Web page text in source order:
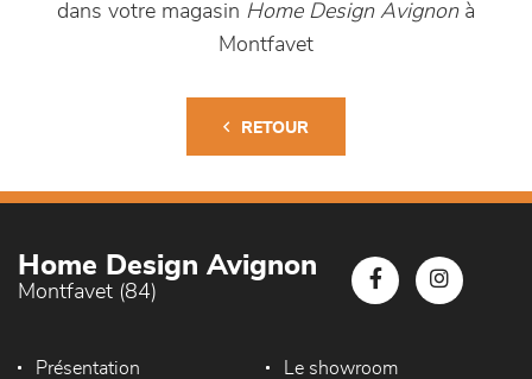
dans votre magasin Home Design Avignonà
Montfavet
RETOUR
Home Design Avignon
Montfavet (84)
Présentation Le showroom